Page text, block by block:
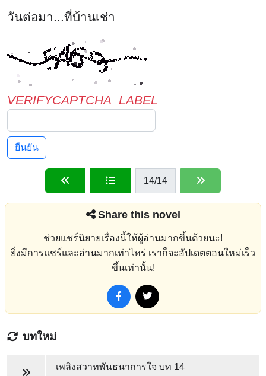
VERIFYCAPTCHA_LABEL
ยืนยัน
14/14
Share this novel
ช่วยแชร์นิยายเรื่องนี้ให้ผู้อ่านมากขึ้นด้วยนะ!
ยิ่งมีการแชร์และอ่านมากเท่าไหร่ เราก็จะอัปเดตตอนใหม่เร็ว
ขึ้นเท่านั้น!
บทใหม่
เพลิงสวาทพันธนาการใจ บท 14